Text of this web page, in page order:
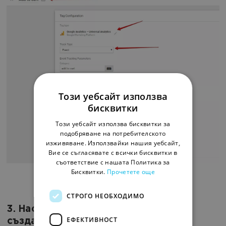
3. Настройка на тригерите на
създадения маркер
Този уебсайт използва
бисквитки
Този уебсайт използва бисквитки за
подобряване на потребителското
изживяване. Използвайки нашия уебсайт,
Вие се съгласявате с всички бисквитки в
съответствие с нашата Политика за
Бисквитки. Прочетете още
СТРОГО НЕОБХОДИМО
ЕФЕКТИВНОСТ